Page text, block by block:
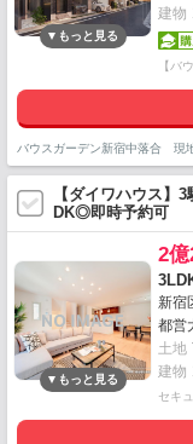
建物
【バ
バウスガーデン新宿中落合 現
【ダイワハウス】
DK◎即時予約可
2億
新宿
都営
土地
建物
セキ